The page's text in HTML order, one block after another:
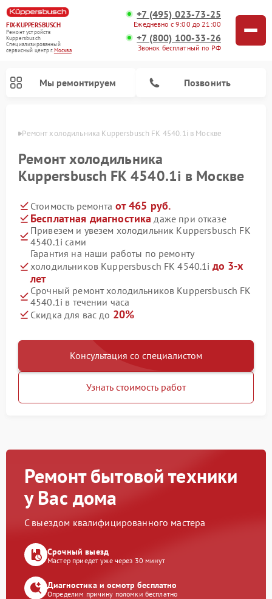
FIX-KUPPERSBUSCH
Ремонт устройств
Kuppersbusch
Специализированный
cервисный центр г.Москва
+7 (495) 023-73-25
Ежедневно с 9:00 до 21:00
+7 (800) 100-33-26
Звонок бесплатный по РФ
Мы ремонтируем Позвонить
Ремонт холодильника Kuppersbusch FK 4540.1i в Москве
Ремонт холодильника
Kuppersbusch FK 4540.1i в Москве
Стоимость ремонта от 465 руб.
Бесплатная диагностика даже при отказе
Привезем и увезем холодильник Kuppersbusch FK
4540.1i сами
Гарантия на наши работы по ремонту
холодильников Kuppersbusch FK 4540.1i до 3-х
лет
Срочный ремонт холодильников Kuppersbusch FK
4540.1i в течении часа
Скидка для вас до 20%
Консультация со специалистом
Узнать стоимость работ
Ремонт бытовой техники
у Вас дома
С выездом квалифицированного мастера
Срочный выезд
Мастер приедет уже через 30 минут
Диагностика и осмотр бесплатно
Определим причину поломки бесплатно